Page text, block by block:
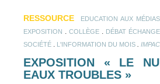
RESSOURCE EDUCATION AUX MÉDIAS
EXPOSITION COLLÈGE. DÉBAT ÉCHANGE
SOCIÉTÉ
L'INFORMATION DU MOIS
EXPOSITION « LE
EAUX TROUBLES »